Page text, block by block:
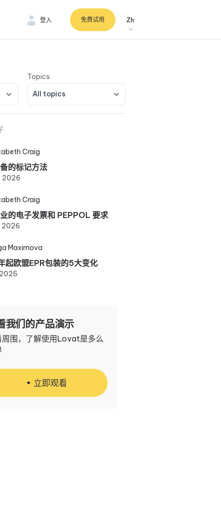
Zh
免费试用
登入
All topics
Craig
的标记方法
2026
Craig
的电子发票和 PEPPOL 要求
2026
Maximova
起欧盟EPR包装的5大变化
我们的产品演示
周围，了解使用Lovat是多么
立即观看